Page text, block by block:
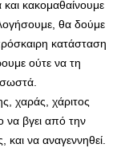
κακομαθαίνουμε
θα δούμε
κατάσταση
ούτε να τη
χαράς, χάριτος
να βγει από την
να αναγεννηθεί.